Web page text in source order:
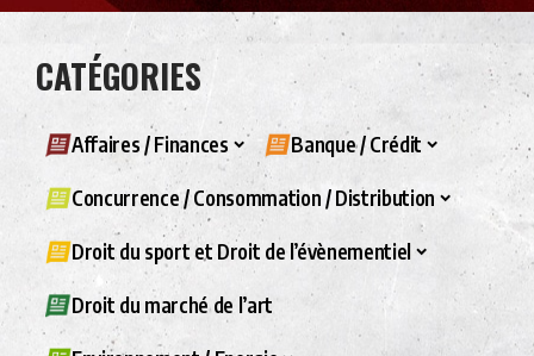
CATÉGORIES
Affaires / Finances Banque / Crédit
Concurrence / Consommation / Distribution
Droit du sport et Droit de l’évènementiel
Droit du marché de l’art